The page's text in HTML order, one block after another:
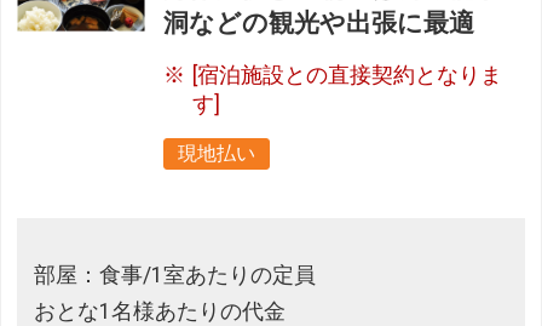
洞などの観光や出張に最適
[宿泊施設との直接契約となりま
す]
現地払い
部屋：食事/1室あたりの定員
おとな1名様あたりの代金